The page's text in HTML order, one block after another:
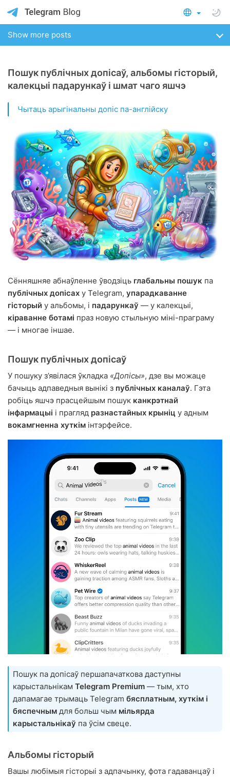
Show more posts
Пошук публічных допісаў, альбомы гісторый,
калекцыі падарункаў і шмат чаго яшчэ
Чытаць арыгінальны допіс па-англійску
Сённяшняе абнаўленне ўводзіць глабальны пошук па
публічных допісах у Telegram, упарадкаванне
гісторый у альбомы, і падарункаў — у калекцыі,
кіраванне ботамі праз новую стыльную міні-праграму
— і многае іншае.
Пошук публічных допісаў
У пошуку з’явілася ўкладка «Допісы», дзе вы можаце
бачыць адпаведныя вынікі з публічных каналаў. Гэта
робіць яшчэ прасцейшым пошук канкрэтнай
інфармацыі і прагляд разнастайных крыніц у адным
вокамгненна хуткім інтэрфейсе.
Пошук па допісаў першапачаткова даступны
карыстальнікам Telegram Premium — тым, хто
дапамагае трымаць Telegram бясплатным, хуткім і
бяспечным для больш чым мільярда
карыстальнікаў па ўсім свеце.
Альбомы гісторый
Вашы любімыя гісторыі з адпачынку, фота гадаванцаў і